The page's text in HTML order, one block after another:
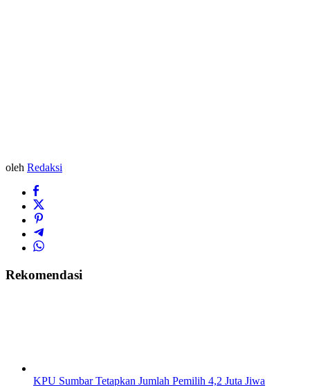
oleh Redaksi
Rekomendasi
KPU Sumbar Tetapkan Jumlah Pemilih 4,2 Juta Jiwa